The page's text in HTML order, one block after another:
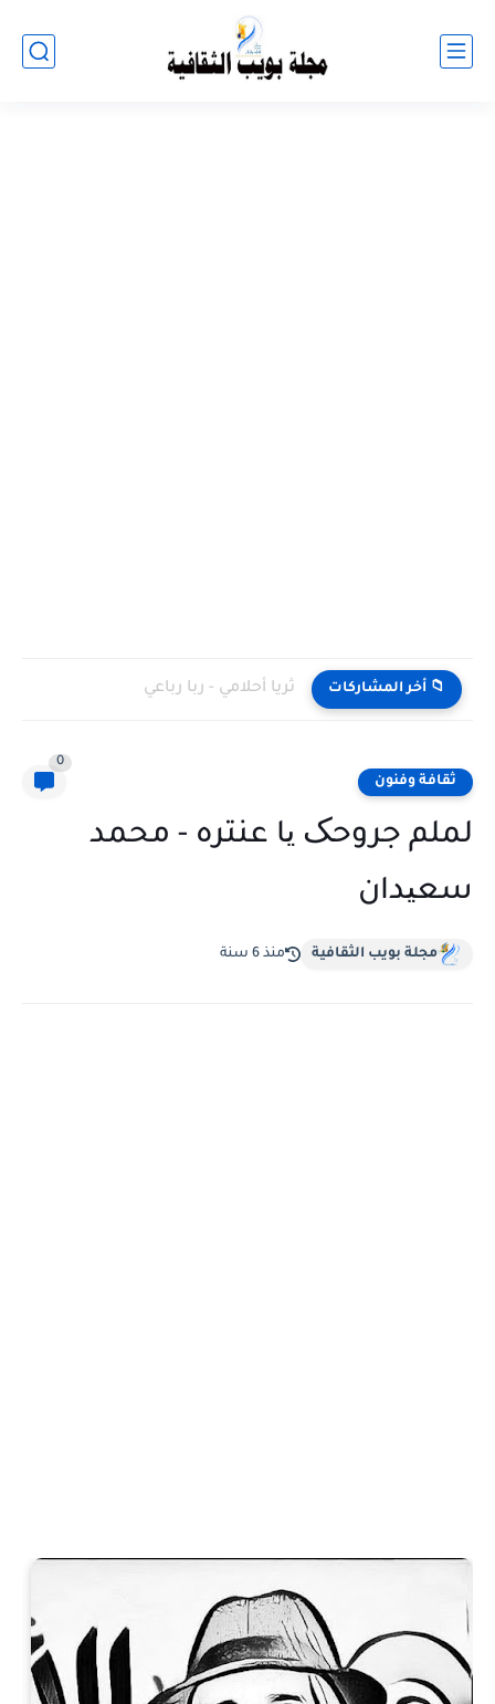
📁 أخر المشاركات ثريا أحلامي - ربا رباعي
ثقافة وفنون
0
لملم جروحک یا عنتره - محمد
سعیدان
مجلة بويب الثقافية منذ 6 سنة